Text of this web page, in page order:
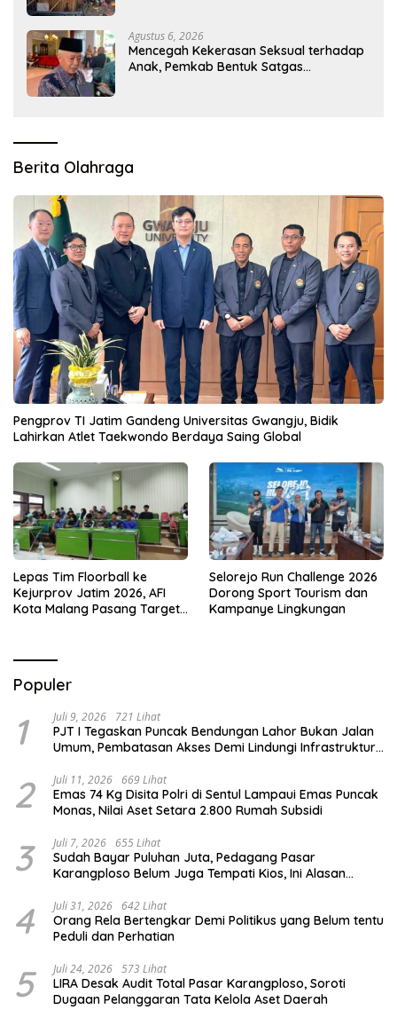
Agustus 6, 2026
Mencegah Kekerasan Seksual terhadap
Anak, Pemkab Bentuk Satgas
Berita Olahraga
Pengprov TI Jatim Gandeng Universitas Gwangju, Bidik
Lahirkan Atlet Taekwondo Berdaya Saing Global
Lepas Tim Floorball ke
Kejurprov Jatim 2026, AFI
Kota Malang Pasang Target
Selorejo Run Challenge 2026
Dorong Sport Tourism dan
Kampanye Lingkungan
Populer
1 Juli 9, 2026 721 Lihat
PJT I Tegaskan Puncak Bendungan Lahor Bukan Jalan
Umum, Pembatasan Akses Demi Lindungi Infrastruktur
2 Juli 11, 2026 669 Lihat
Emas 74 Kg Disita Polri di Sentul Lampaui Emas Puncak
Monas, Nilai Aset Setara 2.800 Rumah Subsidi
3 Juli 7, 2026 655 Lihat
Sudah Bayar Puluhan Juta, Pedagang Pasar
Karangploso Belum Juga Tempati Kios, Ini Alasan
4 Juli 31, 2026 642 Lihat
Orang Rela Bertengkar Demi Politikus yang Belum tentu
Peduli dan Perhatian
5 Juli 24, 2026 573 Lihat
LIRA Desak Audit Total Pasar Karangploso, Soroti
Dugaan Pelanggaran Tata Kelola Aset Daerah